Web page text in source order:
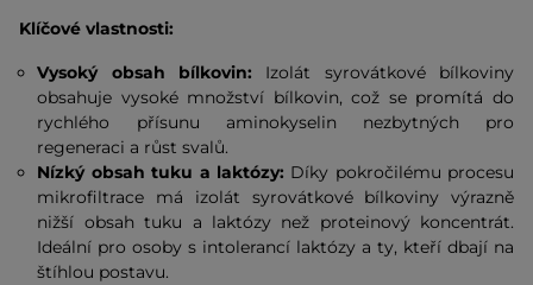
Klíčové vlastnosti:
Vysoký obsah bílkovin: Izolát syrovátkové bílkoviny
obsahuje vysoké množství bílkovin, což se promítá do
rychlého přísunu aminokyselin nezbytných pro
regeneraci a růst svalů.
Nízký obsah tuku a laktózy: Díky pokročilému procesu
mikrofiltrace má izolát syrovátkové bílkoviny výrazně
nižší obsah tuku a laktózy než proteinový koncentrát.
Ideální pro osoby s intolerancí laktózy a ty, kteří dbají na
štíhlou postavu.